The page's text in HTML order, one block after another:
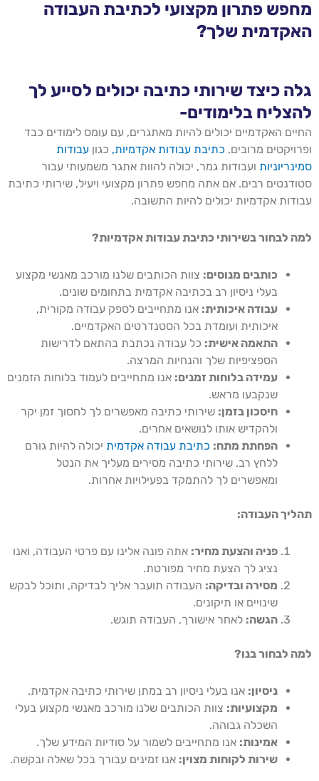
מחפש פתרון מקצועי לכתיבת העבודה
האקדמית שלך?
גלה כיצד שירותי כתיבה יכולים לסייע לך
להצליח בלימודים-
החיים האקדמיים יכולים להיות מאתגרים, עם עומס לימודים כבד
ופרויקטים מרובים. כתיבת עבודות אקדמיות, כגון עבודות
סמינריוניות ועבודות גמר, יכולה להוות אתגר משמעותי עבור
סטודנטים רבים. אם אתה מחפש פתרון מקצועי ויעיל, שירותי כתיבת
עבודות אקדמיות יכולים להיות התשובה.
למה לבחור בשירותי כתיבת עבודות אקדמיות?
כותבים מנוסים: צוות הכותבים שלנו מורכב מאנשי מקצוע
בעלי ניסיון רב בכתיבה אקדמית בתחומים שונים.
עבודה איכותית: אנו מתחייבים לספק עבודה מקורית,
איכותית ועומדת בכל הסטנדרטים האקדמיים.
התאמה אישית: כל עבודה נכתבת בהתאם לדרישות
הספציפיות שלך והנחיות המרצה.
עמידה בלוחות זמנים: אנו מתחייבים לעמוד בלוחות הזמנים
שנקבעו מראש.
חיסכון בזמן: שירותי כתיבה מאפשרים לך לחסוך זמן יקר
ולהקדיש אותו לנושאים אחרים.
הפחתת מתח: כתיבת עבודה אקדמית יכולה להיות גורם
ללחץ רב. שירותי כתיבה מסירים מעליך את הנטל
ומאפשרים לך להתמקד בפעילויות אחרות.
תהליך העבודה:
פניה והצעת מחיר: אתה פונה אלינו עם פרטי העבודה, ואנו
נציג לך הצעת מחיר מפורטת.
מסירה ובדיקה: העבודה תועבר אליך לבדיקה, ותוכל לבקש
שינויים או תיקונים.
הגשה: לאחר אישורך, העבודה תוגש.
למה לבחור בנו?
ניסיון: אנו בעלי ניסיון רב במתן שירותי כתיבה אקדמית.
מקצועיות: צוות הכותבים שלנו מורכב מאנשי מקצוע בעלי
השכלה גבוהה.
אמינות: אנו מתחייבים לשמור על סודיות המידע שלך.
שירות לקוחות מצוין: אנו זמינים עבורך בכל שאלה ובקשה.